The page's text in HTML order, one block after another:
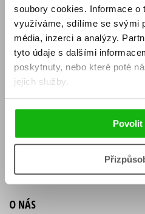
soubory cookies. Informace o
využíváme, sdílíme se svými
média, inzerci a analýzy.
tyto údaje s dalšími
poskytnuty, nebo které poté
jejich služby.
Povolit
E-SHOP
Aktuality
Naši autoři
Obchodní podmínky
Jak nakoupit
KONTAKTY
Sídlo společnosti
O NÁS